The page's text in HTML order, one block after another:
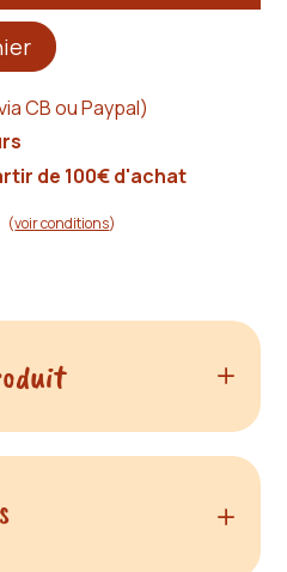
CB ou Paypal)
de 100€ d'achat
(voir conditions)
peu de relief.
du produit Sac